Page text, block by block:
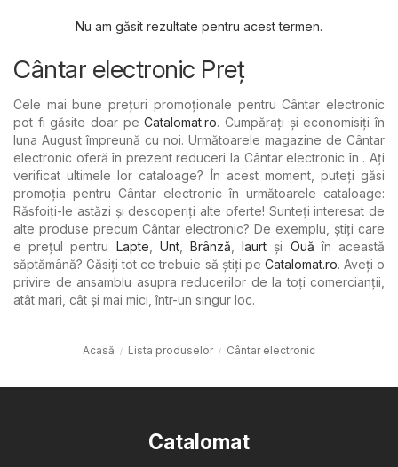
Nu am găsit rezultate pentru acest termen.
Cântar electronic Preț
Cele mai bune prețuri promoționale pentru Cântar electronic
pot fi găsite doar peCatalomat.ro. Cumpărați și economisiți în
luna August împreună cu noi. Următoarele magazine de Cântar
electronic oferă în prezent reduceri la Cântar electronic în . Ați
verificat ultimele lor cataloage? În acest moment, puteți găsi
promoția pentru Cântar electronic în următoarele cataloage:
Răsfoiți-le astăzi și descoperiți alte oferte! Sunteți interesat de
alte produse precum Cântar electronic? De exemplu, știți care
e prețul pentru Lapte Unt,Brânză ,Iaurt şi Ouă în această
săptămână? Găsiți tot ce trebuie să știți pe Catalomat.ro. Aveți o
privire de ansamblu asupra reducerilor de la toți comercianții,
atât mari, cât și mai mici, într-un singur loc.
Acasă Lista produselor Cântar electronic
Catalomat